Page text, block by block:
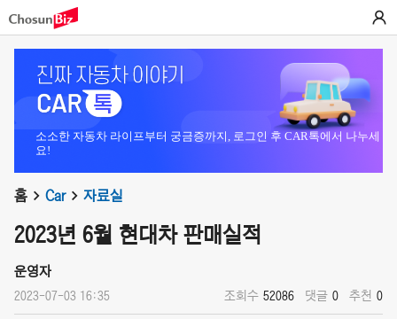
소소한 자동차 라이프부터 궁금증까지, 로그인 후 CAR톡에서 나누세
요!
홈 Car 자료실
2023년 6월 현대차 판매실적
운영자
2023-07-03 16:35 조회수 52086 댓글 0 추천 0